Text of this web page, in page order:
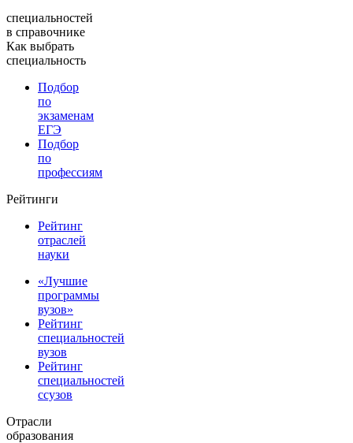
специальностей
в справочнике
Как выбрать
специальность
Подбор
по
экзаменам
ЕГЭ
Подбор
по
профессиям
Рейтинги
Рейтинг
отраслей
науки
«Лучшие
программы
вузов»
Рейтинг
специальностей
вузов
Рейтинг
специальностей
ссузов
Отрасли
образования